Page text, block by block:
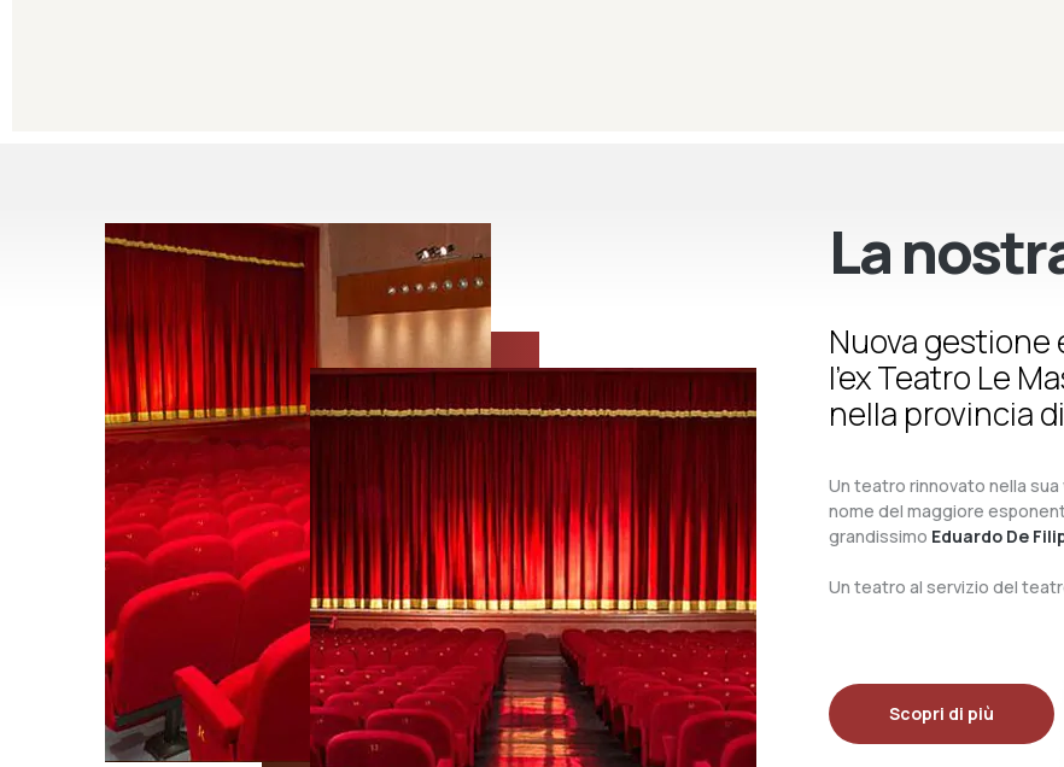
La
Nuova gestione
l’ex Teatro Le
nella provincia
Un teatro rinnovato nella sua
nome del maggiore
grandissimo Eduardo De
Un teatro al servizio del
Scopri di più